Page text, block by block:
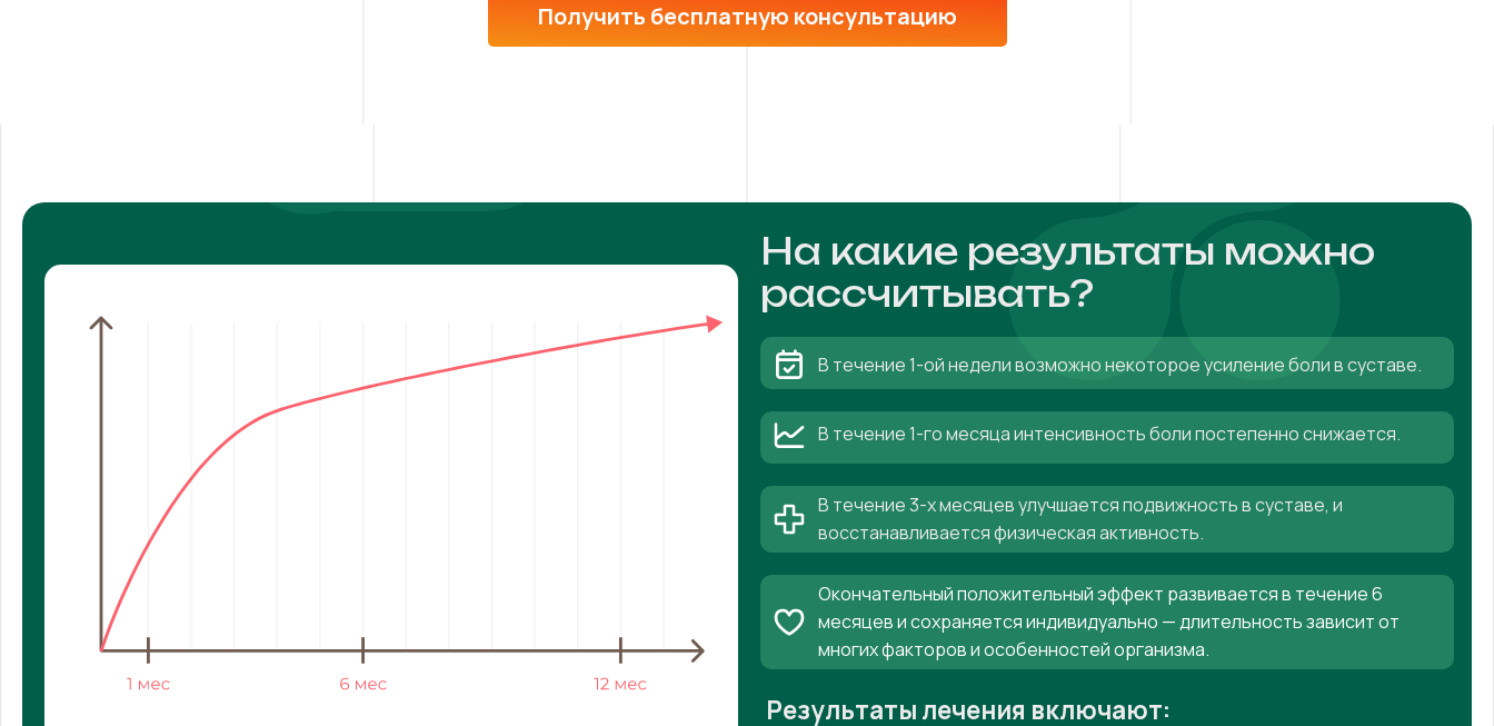
Получить бесплатную консультацию
На какие результаты можно
рассчитывать?
В течение 1-ой недели возможно некоторое усиление боли в суставе.
В течение 1-го месяца интенсивность боли постепенно снижается.
В течение 3-х месяцев улучшается подвижность в суставе, и
восстанавливается физическая активность.
Окончательный положительный эффект развивается в течение 6
месяцев и сохраняется индивидуально — длительность зависит от
многих факторов и особенностей организма.
Результаты лечения включают: